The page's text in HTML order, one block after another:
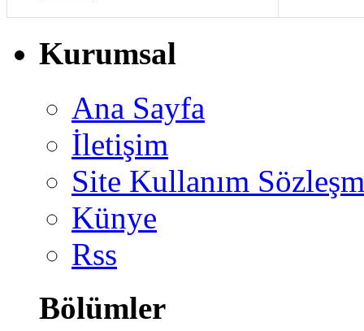
Kurumsal
Ana Sayfa
İletişim
Site Kullanım
Künye
Rss
Bölümler